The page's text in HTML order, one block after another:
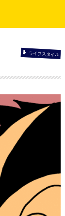
ライフスタイル